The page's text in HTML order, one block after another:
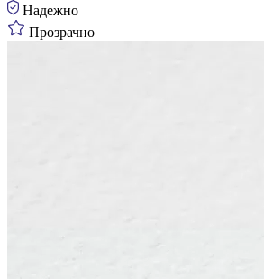
Надежно
Прозрачно